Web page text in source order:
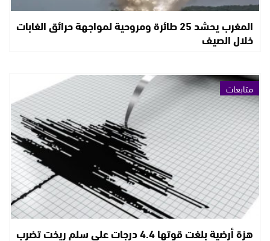
المغرب يحشد 25 طائرة ومروحية لمواجهة حرائق الغابات
خلال الصيف
متابعات
هزة أرضية بلغت قوتها 4.4 درجات على سلم ريخت تضرب